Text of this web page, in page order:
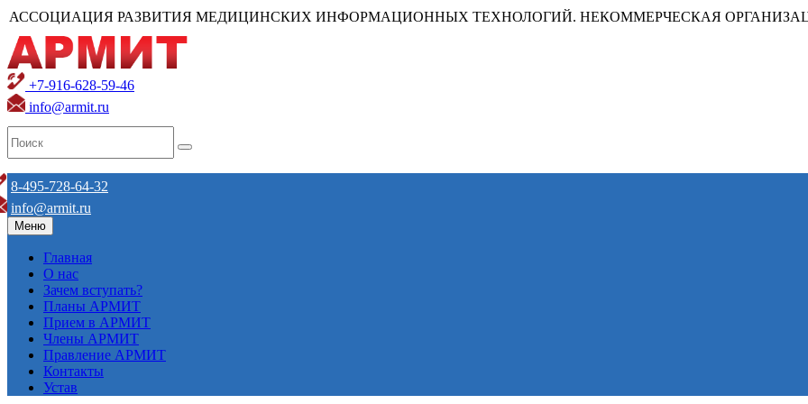
АССОЦИАЦИЯ РАЗВИТИЯ МЕДИЦИНСКИХ ИНФОРМАЦИОННЫХ ТЕХНОЛОГИЙ. НЕКОММЕРЧЕСКАЯ
+7-916-628-59-46
info@armit.ru
8-495-728-64-32
info@armit.ru
Меню
Главная
О нас
Зачем вступать?
Планы АРМИТ
Прием в АРМИТ
Члены АРМИТ
Правление АРМИТ
Контакты
Устав